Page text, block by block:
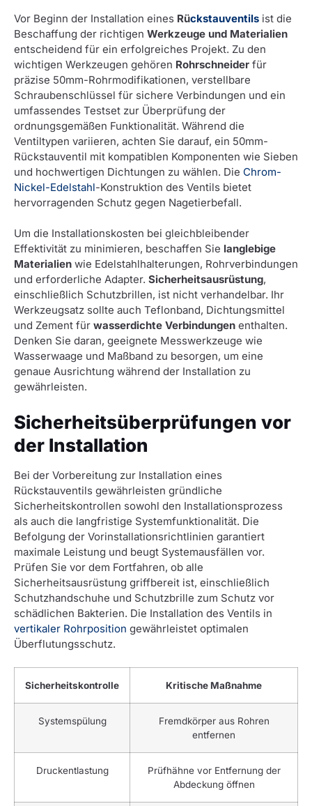
Vor Beginn der Installation eines Rückstauventils ist die
Beschaffung der richtigen Werkzeuge und Materialien
entscheidend für ein erfolgreiches Projekt. Zu den
wichtigen Werkzeugen gehören Rohrschneider für
präzise 50mm-Rohrmodifikationen, verstellbare
Schraubenschlüssel für sichere Verbindungen und ein
umfassendes Testset zur Überprüfung der
ordnungsgemäßen Funktionalität. Während die
Ventiltypen variieren, achten Sie darauf, ein 50mm-
Rückstauventil mit kompatiblen Komponenten wie Sieben
und hochwertigen Dichtungen zu wählen. Die Chrom-
Nickel-Edelstahl-Konstruktion des Ventils bietet
hervorragenden Schutz gegen Nagetierbefall.
Um die Installationskosten bei gleichbleibender
Effektivität zu minimieren, beschaffen Sie langlebige
Materialien wie Edelstahlhalterungen, Rohrverbindungen
und erforderliche Adapter. Sicherheitsausrüstung,
einschließlich Schutzbrillen, ist nicht verhandelbar. Ihr
Werkzeugsatz sollte auch Teflonband, Dichtungsmittel
und Zement für wasserdichte Verbindungen enthalten.
Denken Sie daran, geeignete Messwerkzeuge wie
Wasserwaage und Maßband zu besorgen, um eine
genaue Ausrichtung während der Installation zu
gewährleisten.
Sicherheitsüberprüfungen vor
der Installation
Bei der Vorbereitung zur Installation eines
Rückstauventils gewährleisten gründliche
Sicherheitskontrollen sowohl den Installationsprozess
als auch die langfristige Systemfunktionalität. Die
Befolgung der Vorinstallationsrichtlinien garantiert
maximale Leistung und beugt Systemausfällen vor.
Prüfen Sie vor dem Fortfahren, ob alle
Sicherheitsausrüstung griffbereit ist, einschließlich
Schutzhandschuhe und Schutzbrille zum Schutz vor
schädlichen Bakterien. Die Installation des Ventils in
vertikaler Rohrposition gewährleistet optimalen
Überflutungsschutz.
Sicherheitskontrolle Kritische Maßnahme
Systemspülung
Fremdkörper aus Rohren
entfernen
Druckentlastung
Prüfhähne vor Entfernung der
Abdeckung öffnen